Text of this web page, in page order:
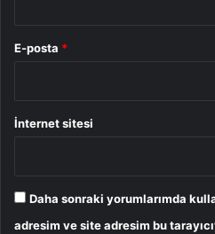
E-posta *
İnternet sitesi
Daha sonraki yorumlarımda
adresim ve site adresim bu